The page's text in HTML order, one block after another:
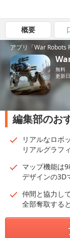
概要
アプリ「War Robots
無料
更新
編集部のお
リアルなロボ
リアルグラフ
マップ機能は
デザインの3D
仲間と協力し
全部奪取する